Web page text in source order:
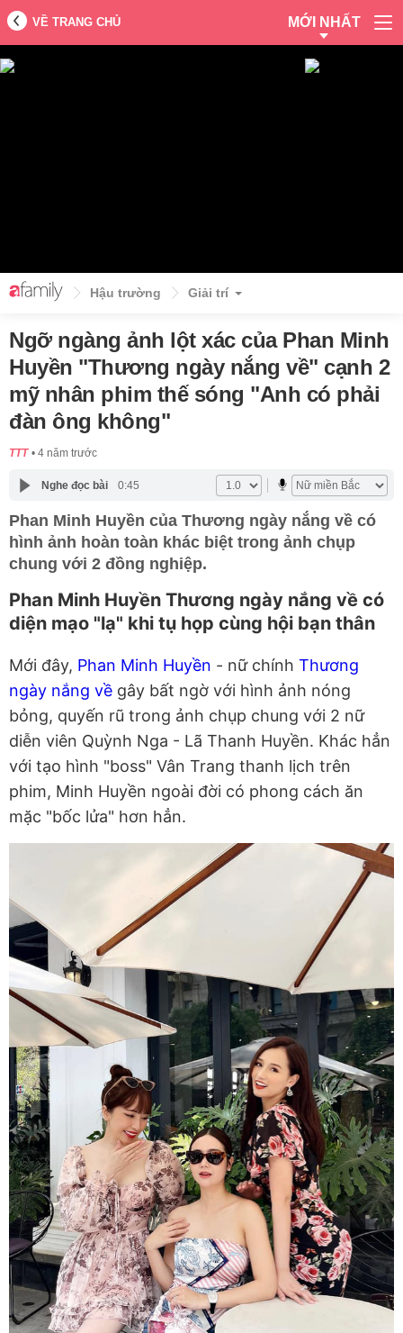
VỀ TRANG CHỦ MỚI NHẤT
Hậu trường Giải trí
Ngỡ ngàng ảnh lột xác của Phan Minh
Huyền "Thương ngày nắng về" cạnh 2
mỹ nhân phim thế sóng "Anh có phải
đàn ông không"
TTT 4 năm trước
Nghe đọc bài 0:45
Phan Minh Huyền của Thương ngày nắng về có
hình ảnh hoàn toàn khác biệt trong ảnh chụp
chung với 2 đồng nghiệp.
Phan Minh Huyền Thương ngày nắng về có
diện mạo "lạ" khi tụ họp cùng hội bạn thân
Mới đây, Phan Minh Huyền - nữ chính Thương
ngày nắng về gây bất ngờ với hình ảnh nóng
bỏng, quyến rũ trong ảnh chụp chung với 2 nữ
diễn viên Quỳnh Nga - Lã Thanh Huyền. Khác hẳn
với tạo hình "boss" Vân Trang thanh lịch trên
phim, Minh Huyền ngoài đời có phong cách ăn
mặc "bốc lửa" hơn hẳn.